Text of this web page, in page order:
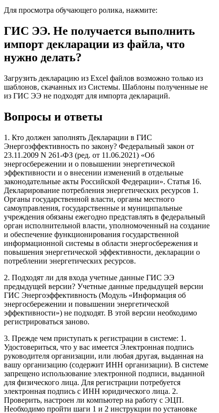
Для просмотра обучающего ролика, нажмите:
ГИС ЭЭ. Не получается выполнить
импорт декларации из файла, что
нужно делать?
Загрузить декларацию из Excel файлов возможно только из
шаблонов, скачанных из Системы. Шаблоны полученные не
из ГИС ЭЭ не подходят для импорта деклараций.
Вопросы и ответы
1. Кто должен заполнять Декларации в ГИС
Энергоэффективность по закону? Федеральный закон от
23.11.2009 N 261-ФЗ (ред. от 11.06.2021) «Об
энергосбережении и о повышении энергетической
эффективности и о внесении изменений в отдельные
законодательные акты Российской Федерации». Статья 16.
Декларирование потребления энергетических ресурсов 1.
Органы государственной власти, органы местного
самоуправления, государственные и муниципальные
учреждения обязаны ежегодно представлять в федеральный
орган исполнительной власти, уполномоченный на создание
и обеспечение функционирования государственной
информационной системы в области энергосбережения и
повышения энергетической эффективности, декларации о
потреблении энергетических ресурсов.
2. Подходят ли для входа учетные данные ГИС ЭЭ
предыдущей версии? Учетные данные предыдущей версии
ГИС Энергоэффективность (Модуль «Информация об
энергосбережении и повышении энергетической
эффективности») не подходят. В этой версии необходимо
регистрироваться заново.
3. Прежде чем приступать к регистрации в системе: 1.
Удостовериться, что у вас имеется Электронная подпись
руководителя организации, или любая другая, выданная на
вашу организацию (содержит ИНН организации). В системе
запрещено использование электронной подписи, выданной
для физического лица. Для регистрации потребуется
электронная подпись с ИНН юридического лица. 2.
Проверить, настроен ли компьютер на работу с ЭЦП.
Необходимо пройти шаги 1 и 2 инструкции по установке